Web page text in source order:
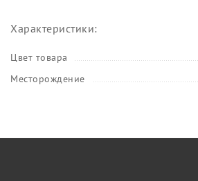
Характеристики:
Цвет товара
Месторождение